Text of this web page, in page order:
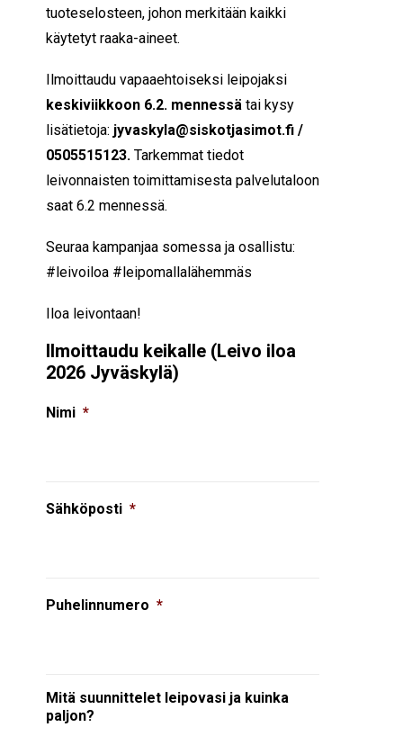
tuoteselosteen, johon merkitään kaikki
käytetyt raaka-aineet.
Ilmoittaudu vapaaehtoiseksi leipojaksi
keskiviikkoon 6.2. mennessä tai kysy
lisätietoja: jyvaskyla@siskotjasimot.fi /
0505515123. Tarkemmat tiedot
leivonnaisten toimittamisesta palvelutaloon
saat 6.2 mennessä.
Seuraa kampanjaa somessa ja osallistu:
#leivoiloa #leipomallalähemmäs
Iloa leivontaan!
Ilmoittaudu keikalle (Leivo iloa
2026 Jyväskylä)
Nimi *
Sähköposti *
Puhelinnumero *
Mitä suunnittelet leipovasi ja kuinka
paljon?